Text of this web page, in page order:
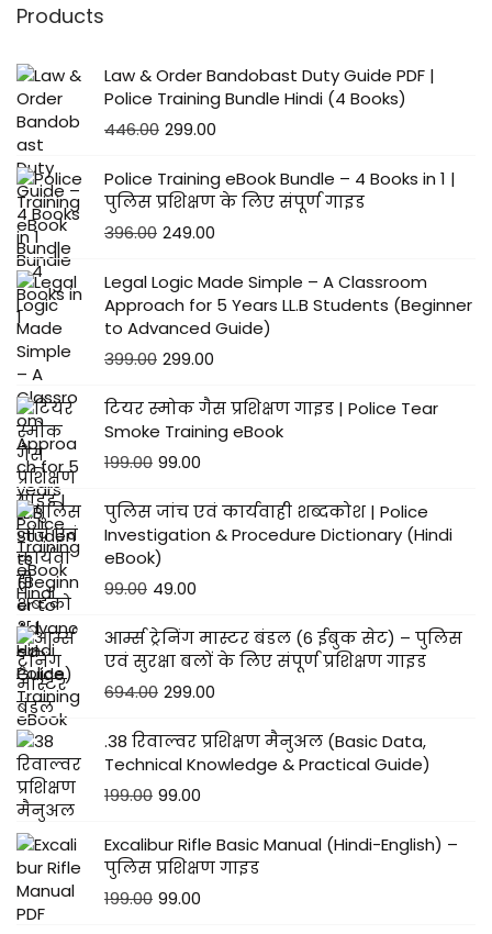
Products
Law & Order Bandobast Duty Guide PDF |
Police Training Bundle Hindi (4 Books)
446.00 299.00
Police Training eBook Bundle – 4 Books in 1 |
पुलिस प्रशिक्षण के लिए संपूर्ण गाइड
396.00 249.00
Legal Logic Made Simple – A Classroom
Approach for 5 Years LL.B Students (Beginner
to Advanced Guide)
399.00 299.00
टियर स्मोक गैस प्रशिक्षण गाइड | Police Tear
Smoke Training eBook
199.00 99.00
पुलिस जांच एवं कार्यवाही शब्दकोश | Police
Investigation & Procedure Dictionary (Hindi
eBook)
99.00 49.00
आर्म्स ट्रेनिंग मास्टर बंडल (6 ईबुक सेट) – पुलिस
एवं सुरक्षा बलों के लिए संपूर्ण प्रशिक्षण गाइड
694.00 299.00
.38 रिवाल्वर प्रशिक्षण मैनुअल (Basic Data,
Technical Knowledge & Practical Guide)
199.00 99.00
Excalibur Rifle Basic Manual (Hindi-English) –
पुलिस प्रशिक्षण गाइड
199.00 99.00